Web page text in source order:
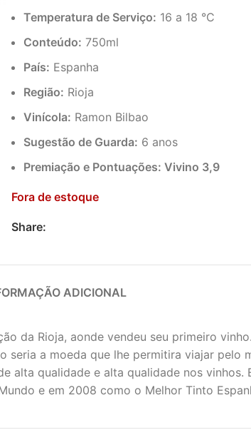
Temperatura de Serviço: 16 a 18 °C
Conteúdo: 750ml
País: Espanha
Região: Rioja
Vinícola: Ramon Bilbao
Sugestão de Guarda: 6 anos
Premiação e Pontuações: Vivino 3,9
Fora de estoque
Share:
ADICIONAL
da Rioja, aonde vendeu seu primeiro
a moeda que lhe permitira viajar pelo
alta qualidade e alta qualidade nos vinhos.
e em 2008 como o Melhor Tinto